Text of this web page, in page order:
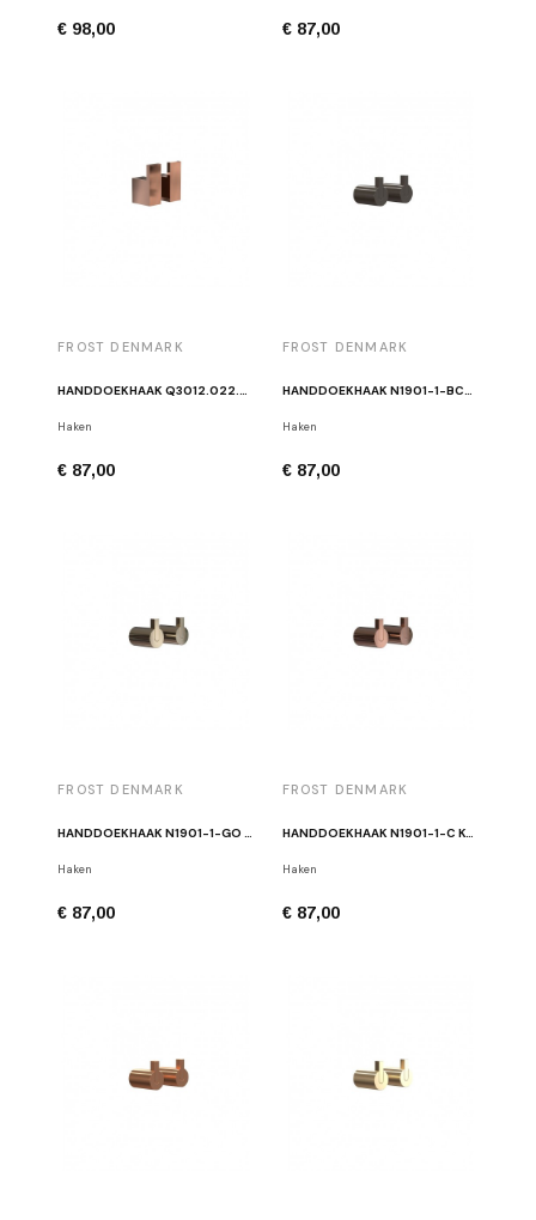
€ 98,00 € 87,00
FROST DENMARK
HANDDOEKHAAK Q3012.022.50 KOPER (PAAR)
Haken
€ 87,00
FROST DENMARK
HANDDOEKHAAK N1901-1-BCB GEBORSTELDE ZWART (PAAR)
Haken
€ 87,00
FROST DENMARK
Haken
€ 87,00
FROST DENMARK
HANDDOEKHAAK N1901-1-C KOPER (PAAR)
Haken
€ 87,00